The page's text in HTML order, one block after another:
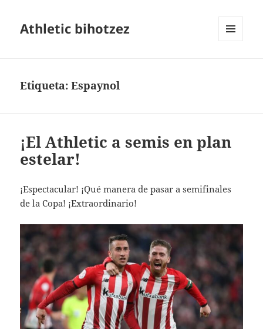
Athletic bihotzez
Etiqueta:Espaynol
¡El Athletic a semis en plan
estelar!
¡Espectacular! ¡Qué manera de pasar a semifinales
de la Copa! ¡Extraordinario!